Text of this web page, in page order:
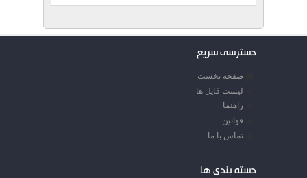
دسترسی سریع
صفحه نخست
لیست فایل ها
راهنما
قوانین
تماس با ما
دسته بندی ها